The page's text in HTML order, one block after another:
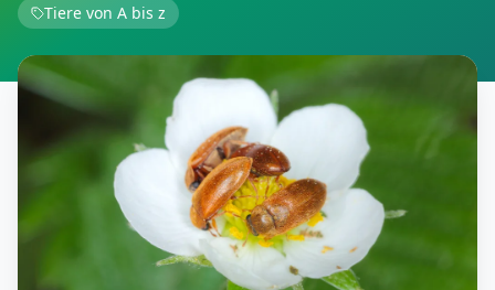
Tiere von A bis z